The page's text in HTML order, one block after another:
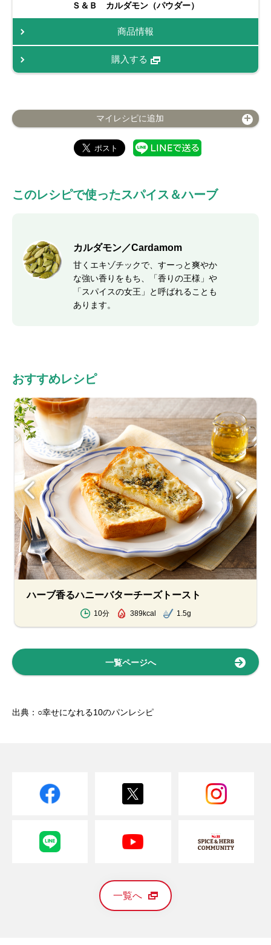
Ｓ＆Ｂ カルダモン（パウダー）
商品情報
購入する
マイレシピに追加
このレシピで使ったスパイス＆ハーブ
カルダモン／Cardamom
甘くエキゾチックで、すーっと爽やか
な強い香りをもち、「香りの王様」や
「スパイスの女王」と呼ばれることも
あります。
おすすめレシピ
ハーブ香るハニーバターチーズトースト
10分 389kcal 1.5g
一覧ページへ
出典：○幸せになれる10のパンレシピ
一覧へ